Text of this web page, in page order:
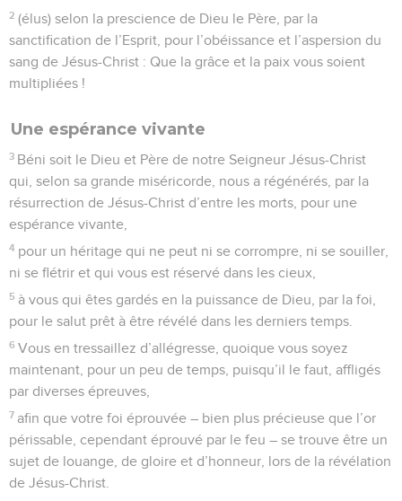
2 (élus) selon la prescience de Dieu le Père, par la
sanctification de l’Esprit, pour l’obéissance et l’aspersion du
sang de Jésus-Christ : Que la grâce et la paix vous soient
multipliées !
Une espérance vivante
3 Béni soit le Dieu et Père de notre Seigneur Jésus-Christ
qui, selon sa grande miséricorde, nous a régénérés, par la
résurrection de Jésus-Christ d’entre les morts, pour une
espérance vivante,
4 pour un héritage qui ne peut ni se corrompre, ni se souiller,
ni se flétrir et qui vous est réservé dans les cieux,
5 à vous qui êtes gardés en la puissance de Dieu, par la foi,
pour le salut prêt à être révélé dans les derniers temps.
6 Vous en tressaillez d’allégresse, quoique vous soyez
maintenant, pour un peu de temps, puisqu’il le faut, affligés
par diverses épreuves,
7 afin que votre foi éprouvée – bien plus précieuse que l’or
périssable, cependant éprouvé par le feu – se trouve être un
sujet de louange, de gloire et d’honneur, lors de la révélation
de Jésus-Christ.